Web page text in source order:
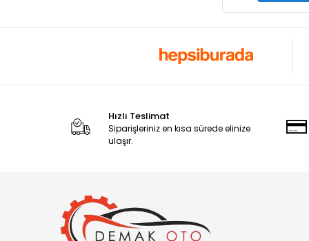
Hızlı Teslimat
Siparişleriniz en kısa sürede elinize
ulaşır.